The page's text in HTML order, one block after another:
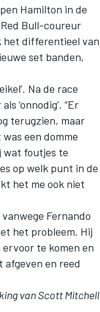
Hamilton in de
Bull-coureur
het differentieel van
set banden,
Na de race
‘onnodig’. “Er
terugzien, maar
een domme
wat foutjes te
op welk punt in de
het me ook niet
Fernando
het probleem. Hij
ervoor te komen en
afgeven en reed
van Scott Mitchell